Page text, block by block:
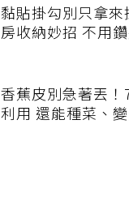
黏貼掛勾別只拿
房收納妙招 不用
香蕉皮別急著丟
利用 還能種菜、